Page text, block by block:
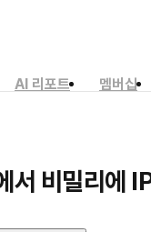
AI 리포트
멤버십
서 비밀리에